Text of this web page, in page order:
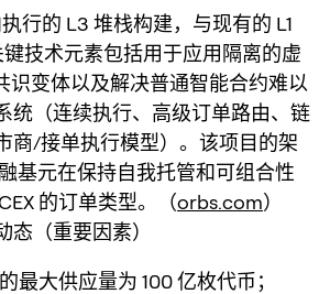
行的 L3 堆栈构建，与现有的 L1
技术元素包括用于应用隔离的虚
识变体以及解决普通智能合约难以
统（连续执行、高级订单路由、链
商/接单执行模型）。该项目的架
基元在保持自我托管和可组合性
的订单类型。（orbs.com）
（重要因素）
最大供应量为 100 亿枚代币；